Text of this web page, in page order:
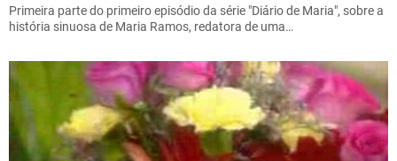
Primeira parte do primeiro episódio da série "Diário de Maria", sobre a
história sinuosa de Maria Ramos, redatora de uma…